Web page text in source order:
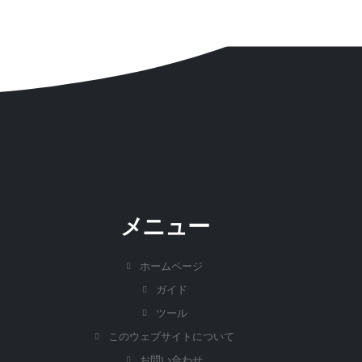
メニュー
ホームページ
ガイド
ツール
このウェブサイトについて